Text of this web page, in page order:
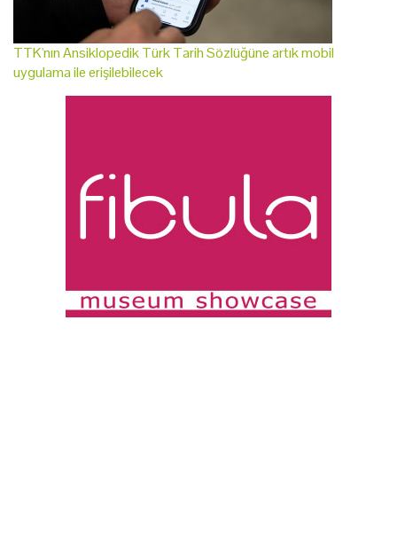
TTK'nın Ansiklopedik Türk Tarih Sözlüğüne artık mobil
uygulama ile erişilebilecek